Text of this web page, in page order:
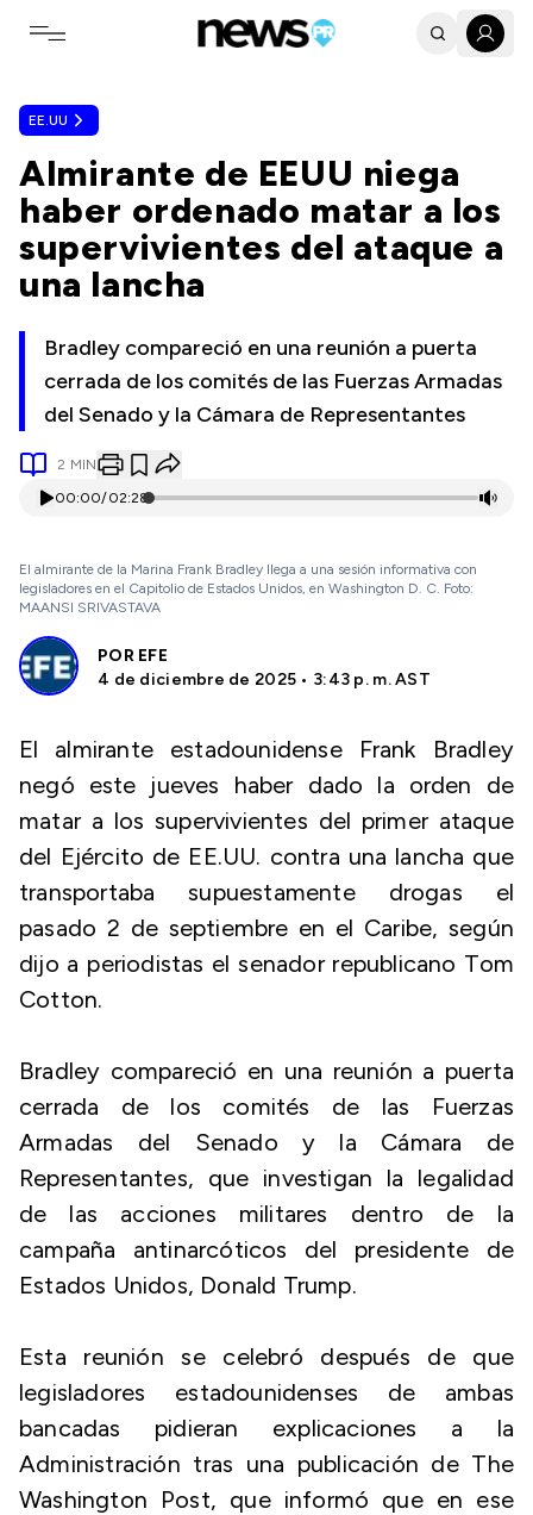
Toggle navigation menu
EE.UU
Almirante de EEUU niega
haber ordenado matar a los
supervivientes del ataque a
una lancha
Bradley compareció en una reunión a puerta
cerrada de los comités de las Fuerzas Armadas
del Senado y la Cámara de Representantes
2 MIN
00:00/02:28
El almirante de la Marina Frank Bradley llega a una sesión informativa con
legisladores en el Capitolio de Estados Unidos, en Washington D. C. Foto:
MAANSI SRIVASTAVA
POR EFE
4 de diciembre de 2025 • 3:43 p. m. AST
El almirante estadounidense Frank Bradley
negó este jueves haber dado la orden de
matar a los supervivientes del primer ataque
del Ejército de EE.UU. contra una lancha que
transportaba supuestamente drogas el
pasado 2 de septiembre en el Caribe, según
dijo a periodistas el senador republicano Tom
Cotton.
Bradley compareció en una reunión a puerta
cerrada de los comités de las Fuerzas
Armadas del Senado y la Cámara de
Representantes, que investigan la legalidad
de las acciones militares dentro de la
campaña antinarcóticos del presidente de
Estados Unidos, Donald Trump.
Esta reunión se celebró después de que
legisladores estadounidenses de ambas
bancadas pidieran explicaciones a la
Administración tras una publicación de The
Washington Post, que informó que en ese